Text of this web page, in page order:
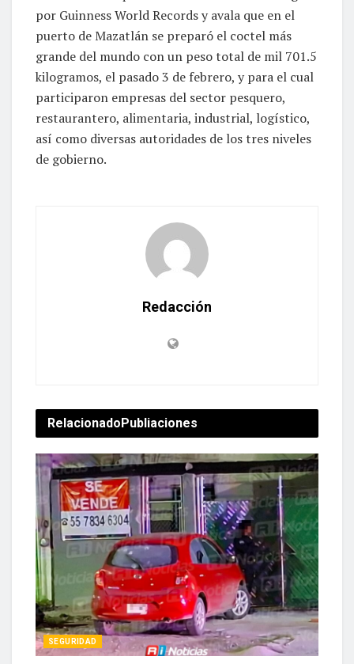
por Guinness World Records y avala que en el
puerto de Mazatlán se preparó el coctel más
grande del mundo con un peso total de mil 701.5
kilogramos, el pasado 3 de febrero, y para el cual
participaron empresas del sector pesquero,
restaurantero, alimentaria, industrial, logístico,
así como diversas autoridades de los tres niveles
de gobierno.
Redacción
RelacionadoPubliaciones
SEGURIDAD